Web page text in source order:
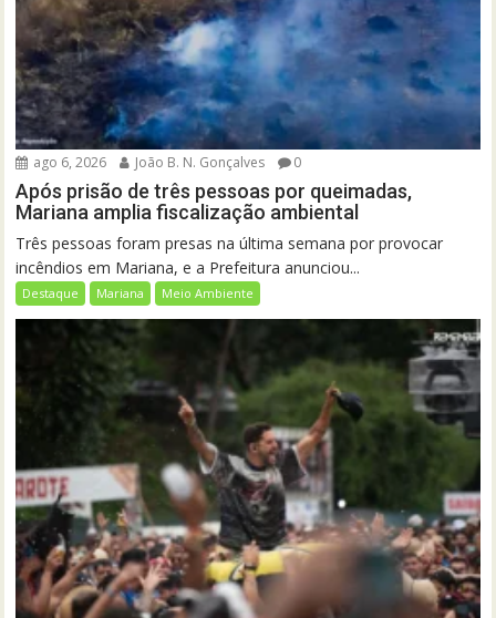
ago 6, 2026 João B. N. Gonçalves 0
Após prisão de três pessoas por queimadas,
Mariana amplia fiscalização ambiental
Três pessoas foram presas na última semana por provocar
incêndios em Mariana, e a Prefeitura anunciou...
Destaque Mariana Meio Ambiente